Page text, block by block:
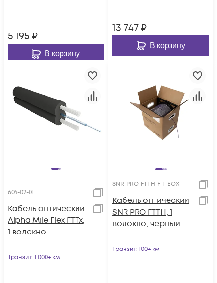
5 195 ₽
В корзину
13 747 ₽
В корзину
604-02-01
Кабель оптический
Alpha Mile Flex FTTx,
1 волокно
Транзит: 1 000+ км
SNR-PRO-FTTH-F-1-BOX
Кабель оптический
SNR PRO FTTH, 1
волокно, черный
Транзит: 100+ км